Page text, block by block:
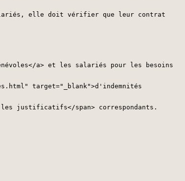
elle doit vérifier que leur contrat
a> et les salariés pour les besoins
target="_blank">d'indemnités
les justificatifs</span> correspondants.